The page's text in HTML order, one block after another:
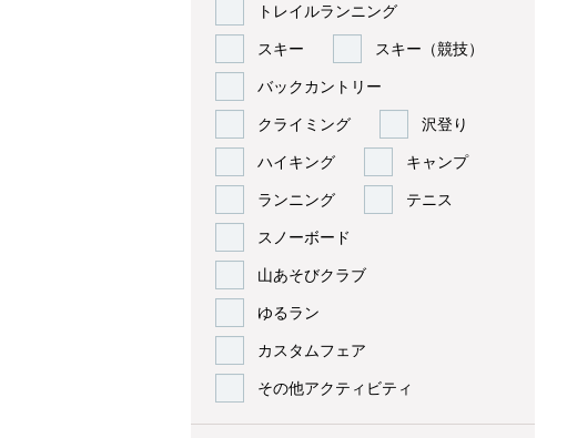
トレイルランニング
スキー スキー（競技）
バックカントリー
クライミング 沢登り
ハイキング キャンプ
ランニング テニス
スノーボード
山あそびクラブ
ゆるラン
カスタムフェア
その他アクティビティ